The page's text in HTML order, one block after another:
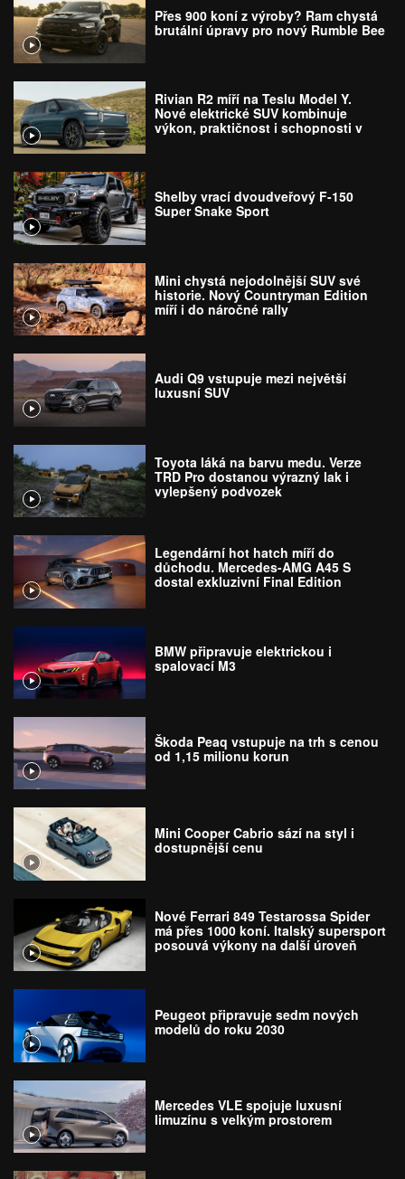
Přes 900 koní z výroby? Ram chystá
brutální úpravy pro nový Rumble Bee
Rivian R2 míří na Teslu Model Y.
Nové elektrické SUV kombinuje
výkon, praktičnost i schopnosti v
Shelby vrací dvoudveřový F-150
Super Snake Sport
Mini chystá nejodolnější SUV své
historie. Nový Countryman Edition
míří i do náročné rally
Audi Q9 vstupuje mezi největší
luxusní SUV
Toyota láká na barvu medu. Verze
TRD Pro dostanou výrazný lak i
vylepšený podvozek
Legendární hot hatch míří do
důchodu. Mercedes-AMG A45 S
dostal exkluzivní Final Edition
BMW připravuje elektrickou i
spalovací M3
Škoda Peaq vstupuje na trh s cenou
od 1,15 milionu korun
Mini Cooper Cabrio sází na styl i
dostupnější cenu
Nové Ferrari 849 Testarossa Spider
má přes 1000 koní. Italský supersport
posouvá výkony na další úroveň
Peugeot připravuje sedm nových
modelů do roku 2030
Mercedes VLE spojuje luxusní
limuzínu s velkým prostorem